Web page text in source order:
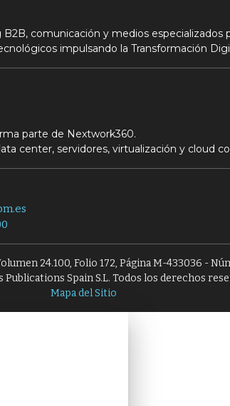
comunicación y medios
impulsando la Transformación
parte de Nextwork360.
center, servidores, virtualización y cloud
24.100, Folio 172, Página M-433036 -
Publications Spain S.L. Todos los derechos
Mapa del Sitio